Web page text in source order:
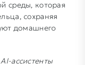
среды, которая
сохраняя
домашнего
ассистенты